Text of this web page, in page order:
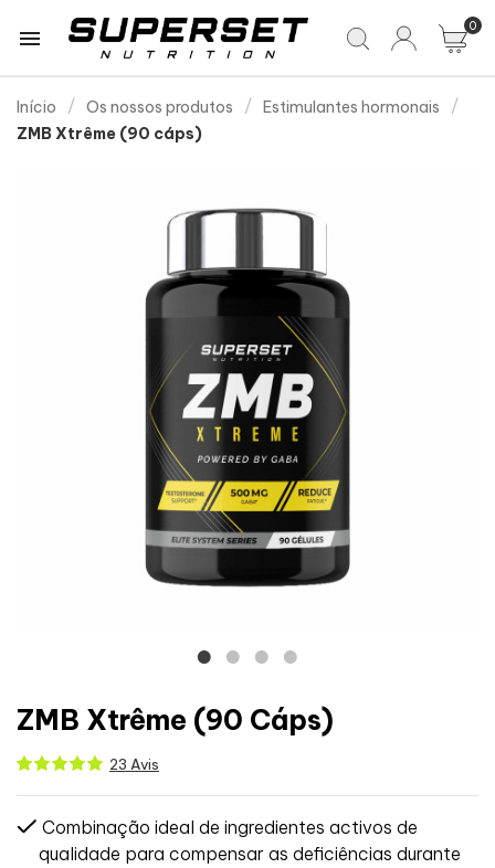
 0
Início Os nossos produtos
Estimulantes hormonais
ZMB Xtrême (90 cáps)
ZMB Xtrême (90 Cáps)
23 Avis
Combinação ideal de ingredientes activos de
qualidade para compensar as deficiências durante